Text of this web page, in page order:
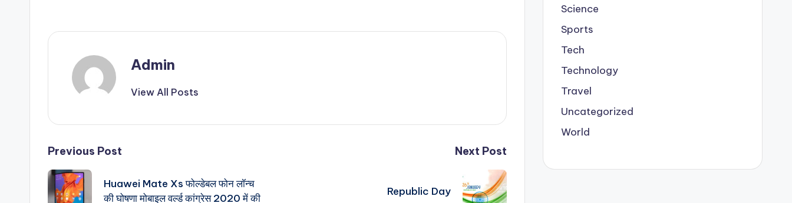
Admin
View All Posts
Post
navigation
Previous Post
Huawei Mate Xs फोल्डेबल फोन लॉन्च
की घोषणा मोबाइल वर्ल्ड कांग्रेस 2020 में की
Next Post
Republic Day
Science
Sports
Tech
Technology
Travel
Uncategorized
World